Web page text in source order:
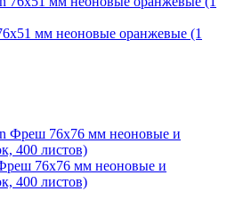
мм неоновые оранжевые (1
76х76 мм неоновые и
400 листов)